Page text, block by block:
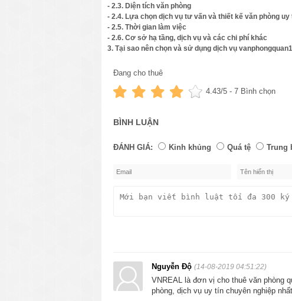
- 2.3. Diện tích văn phòng
- 2.4. Lựa chọn dịch vụ tư vấn và thiết kế văn phòng
- 2.5. Thời gian làm việc
- 2.6. Cơ sở hạ tầng, dịch vụ và các chi phí khác
3. Tại sao nên chọn và sử dụng dịch vụ
được thành lập và luân chuyển đang cần
doanh nghiệp ưu tiên tìm kiếm nhiều nhất.
1. Tại sao nên chọn quận 1 làm địa điểm
Đang cho thuê
4.43/5 - 7 Bình chọn
BÌNH LUẬN
ĐÁNH GIÁ: Kinh khủng Quá tệ Trung
Nguyễn Độ (14-08-2019 04:51:22)
VNREAL là đơn vị cho thuê văn phòng
phòng, dịch vụ uy tín chuyên nghiệp